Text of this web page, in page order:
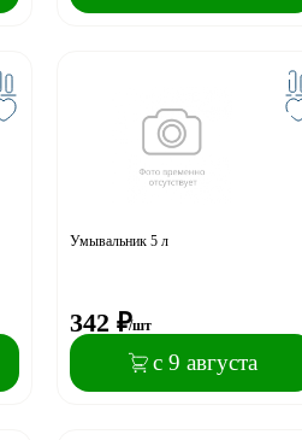
Умывальник 5 л
342 ₽/шт
с 9 августа